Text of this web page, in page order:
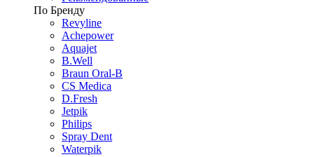
По Бренду
Revyline
Achepower
Aquajet
B.Well
Braun Oral-B
CS Medica
D.Fresh
Jetpik
Philips
Spray Dent
Waterpik